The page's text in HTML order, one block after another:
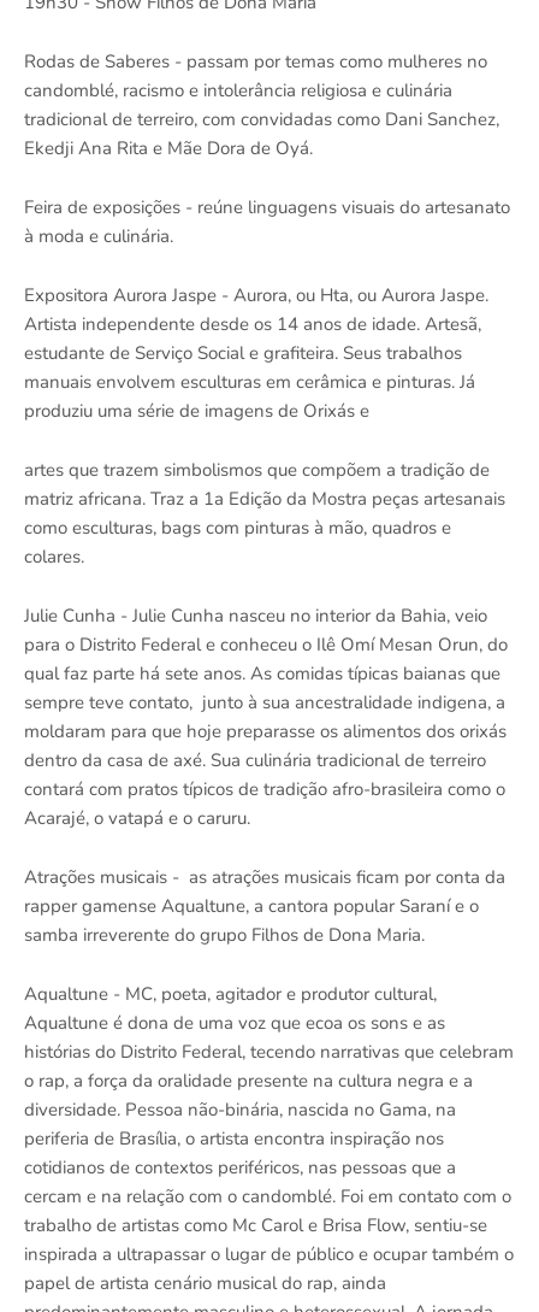
Rodas de Saberes - passam por temas como mulheres no
candomblé, racismo e intolerância religiosa e culinária
tradicional de terreiro, com convidadas como Dani Sanchez,
Ekedji Ana Rita e Mãe Dora de Oyá.
Feira de exposições - reúne linguagens visuais do artesanato
à moda e culinária.
Expositora Aurora Jaspe - Aurora, ou Hta, ou Aurora Jaspe.
Artista independente desde os 14 anos de idade. Artesã,
estudante de Serviço Social e grafiteira. Seus trabalhos
manuais envolvem esculturas em cerâmica e pinturas. Já
produziu uma série de imagens de Orixás e
artes que trazem simbolismos que compõem a tradição de
matriz africana. Traz a 1a Edição da Mostra peças artesanais
como esculturas, bags com pinturas à mão, quadros e
colares.
Julie Cunha - Julie Cunha nasceu no interior da Bahia, veio
para o Distrito Federal e conheceu o Ilê Omí Mesan Orun, do
qual faz parte há sete anos. As comidas típicas baianas que
sempre teve contato, junto à sua ancestralidade indigena, a
moldaram para que hoje preparasse os alimentos dos orixás
dentro da casa de axé. Sua culinária tradicional de terreiro
contará com pratos típicos de tradição afro-brasileira como o
Acarajé, o vatapá e o caruru.
Atrações musicais - as atrações musicais ficam por conta da
rapper gamense Aqualtune, a cantora popular Saraní e o
samba irreverente do grupo Filhos de Dona Maria.
Aqualtune - MC, poeta, agitador e produtor cultural,
Aqualtune é dona de uma voz que ecoa os sons e as
histórias do Distrito Federal, tecendo narrativas que celebram
o rap, a força da oralidade presente na cultura negra e a
diversidade. Pessoa não-binária, nascida no Gama, na
periferia de Brasília, o artista encontra inspiração nos
cotidianos de contextos periféricos, nas pessoas que a
cercam e na relação com o candomblé. Foi em contato com o
trabalho de artistas como Mc Carol e Brisa Flow, sentiu-se
inspirada a ultrapassar o lugar de público e ocupar também o
papel de artista cenário musical do rap, ainda